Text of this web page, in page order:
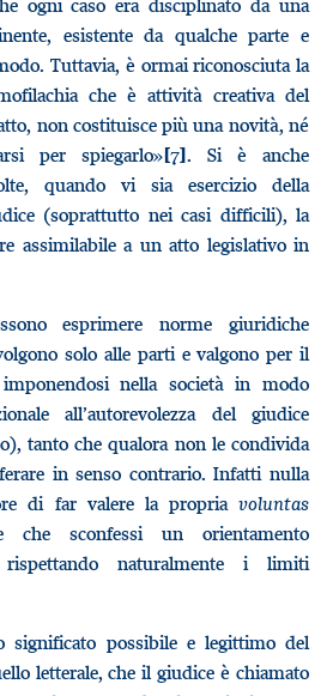
ogni caso era disciplinato da una
esistente da qualche parte e
Tuttavia, è ormai riconosciuta la
che è attività creativa del
non costituisce più una novità, né
per spiegarlo»[7]. Si è anche
quando vi sia esercizio della
(soprattutto nei casi difficili), la
assimilabile a un atto legislativo in
esprimere norme giuridiche
solo alle parti e valgono per il
nella società in modo
all’autorevolezza del giudice
tanto che qualora non le condivida
in senso contrario. Infatti nulla
di far valere la propria voluntas
che sconfessi un orientamento
naturalmente i limiti
significato possibile e legittimo del
letterale, che il giudice è chiamato